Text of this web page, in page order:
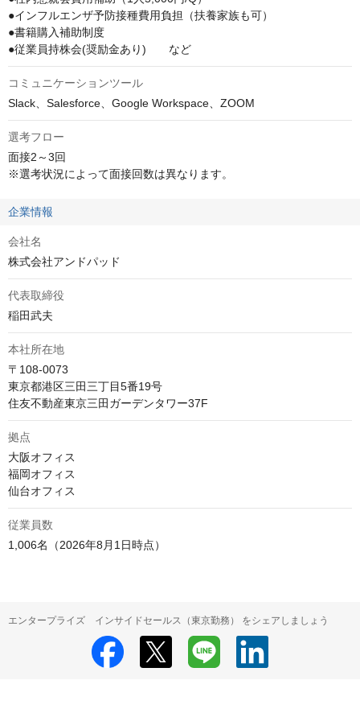
●インフルエンザ予防接種費用負担（扶養家族も可）
●書籍購入補助制度
●従業員持株会(奨励金あり)　　など
コミュニケーションツール
Slack、Salesforce、Google Workspace、ZOOM
選考フロー
面接2～3回
※選考状況によって面接回数は異なります。
企業情報
会社名
株式会社アンドパッド
代表取締役
稲田武夫
本社所在地
〒108-0073
東京都港区三田三丁目5番19号
住友不動産東京三田ガーデンタワー37F
拠点
大阪オフィス
福岡オフィス
仙台オフィス
従業員数
1,006名（2026年8月1日時点）
エンタープライズ インサイドセールス（東京勤務） をシェアしましょう